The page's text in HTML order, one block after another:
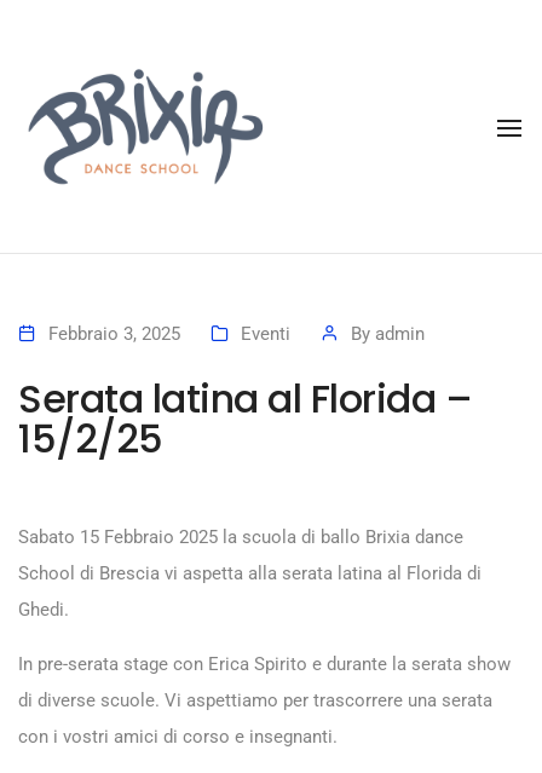
Febbraio 3, 2025 Eventi By admin
Serata latina al Florida –
15/2/25
Sabato 15 Febbraio 2025 la scuola di ballo Brixia dance
School di Brescia vi aspetta alla serata latina al Florida di
Ghedi.
In pre-serata stage con Erica Spirito e durante la serata show
di diverse scuole. Vi aspettiamo per trascorrere una serata
con i vostri amici di corso e insegnanti.